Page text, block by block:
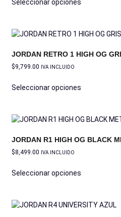
Seleccionar opciones
JORDAN RETRO 1 HIGH OG
$9,799.00 IVA INCLUIDO
Seleccionar opciones
JORDAN R1 HIGH OG BLACK
$8,499.00 IVA INCLUIDO
Seleccionar opciones